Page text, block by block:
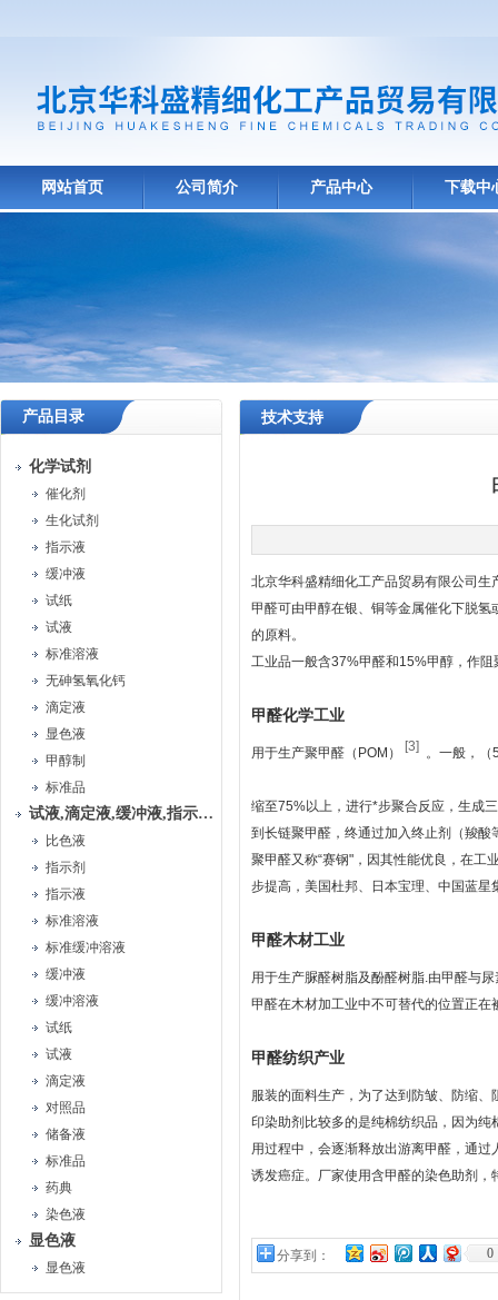
网站首页 公司简介 产品中心 下载中
产品目录
化学试剂
催化剂
生化试剂
指示液
缓冲液
试纸
试液
标准溶液
无砷氢氧化钙
滴定液
显色液
甲醇制
标准品
试液,滴定液,缓冲液,指示液,试纸
比色液
指示剂
指示液
标准溶液
标准缓冲溶液
缓冲液
缓冲溶液
试纸
试液
滴定液
对照品
储备液
标准品
药典
染色液
显色液
显色液
技术支持
北京华科盛精细化工产品贸易有限公司生
甲醛可由甲醇在银、铜等金属催化下脱
的原料。
工业品一般含37%甲醛和15%甲醇，作
甲醛化学工业
用于生产聚甲醛（POM） [3] 。一般，（
缩至75%以上，进行*步聚合反应，生成
到长链聚甲醛，终通过加入终止剂（羧
聚甲醛又称“赛钢"，因其性能优良，在工
步提高，美国杜邦、日本宝理、中国蓝
甲醛木材工业
用于生产脲醛树脂及酚醛树脂.由甲醛与
甲醛在木材加工业中不可替代的位置正在
甲醛纺织产业
服装的面料生产，为了达到防皱、防缩
印染助剂比较多的是纯棉纺织品，因为
用过程中，会逐渐释放出游离甲醛，通
诱发癌症。厂家使用含甲醛的染色助剂
分享到： 0